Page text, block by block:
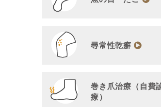
尋常性乾癬
巻き爪治療（自費
療）